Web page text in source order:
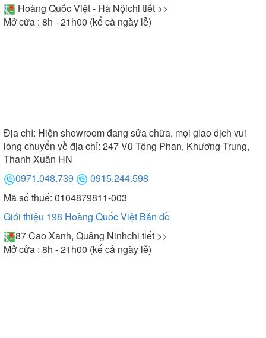
Hoàng Quốc Việt - Hà Nộichi tiết >>
Mở cửa : 8h - 21h00 (kể cả ngày lễ)
Địa chỉ: Hiện showroom đang sửa chữa, mọi giao dịch vui
lòng chuyển về địa chỉ: 247 Vũ Tông Phan, Khương Trung,
Thanh Xuân HN
0971.048.739
0915.244.598
Mã số thuế: 0104879811-003
Giới thiệu 198 Hoàng Quốc Việt Bản đồ
87 Cao Xanh, Quảng Ninhchi tiết >>
Mở cửa : 8h - 21h00 (kể cả ngày lễ)